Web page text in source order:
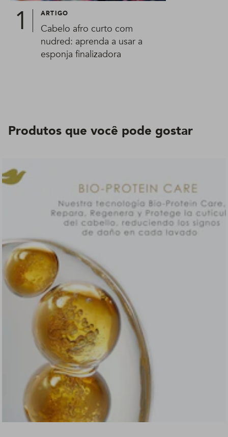
ARTIGO
Cabelo afro curto com
nudred: aprenda a usar a
esponja finalizadora
Produtos que você pode gostar